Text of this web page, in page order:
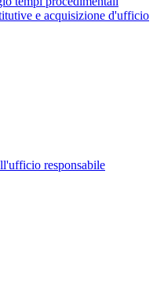
e acquisizione d'ufficio
responsabile